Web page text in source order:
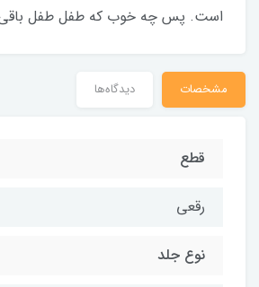
است. پس چه خوب که طفل طفل باقی
مشخصات دیدگاه‌ها
قطع
رقعی
نوع جلد